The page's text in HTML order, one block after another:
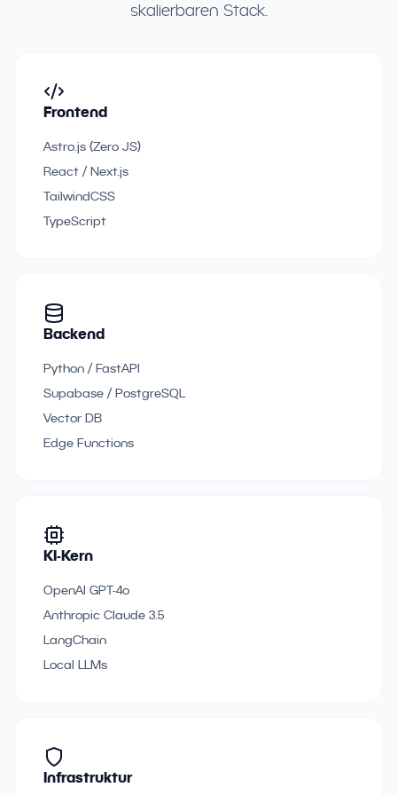
skalierbaren Stack.
Frontend
Astro.js (Zero JS)
React / Next.js
TailwindCSS
TypeScript
Backend
Python / FastAPI
Supabase / PostgreSQL
Vector DB
Edge Functions
KI-Kern
OpenAI GPT-4o
Anthropic Claude 3.5
LangChain
Local LLMs
Infrastruktur